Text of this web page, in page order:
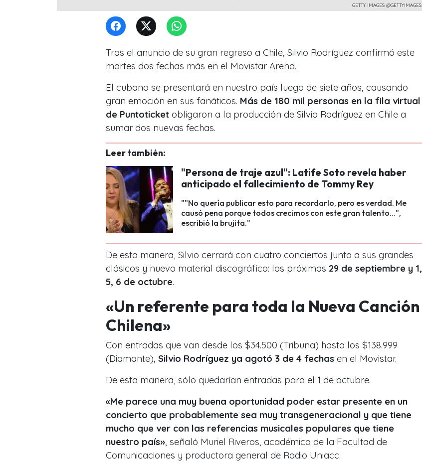
GETTY IMAGES @GETTYIMAGES
Tras el anuncio de su gran regreso a Chile, Silvio Rodríguez confirmó este
martes dos fechas más en el Movistar Arena.
El cubano se presentará en nuestro país luego de siete años, causando
gran emoción en sus fanáticos. Más de 180 mil personas en la fila virtual
de Puntoticket obligaron a la producción de Silvio Rodríguez en Chile a
sumar dos nuevas fechas.
Leer también:
"Persona de traje azul": Latife Soto revela haber
anticipado el fallecimiento de Tommy Rey
""No quería publicar esto para recordarlo, pero es verdad. Me
causó pena porque todos crecimos con este gran talento…",
escribió la brujita."
De esta manera, Silvio cerrará con cuatro conciertos junto a sus grandes
clásicos y nuevo material discográfico: los próximos 29 de septiembre y 1,
5, 6 de octubre.
«Un referente para toda la Nueva Canción
Chilena»
Con entradas que van desde los $34.500 (Tribuna) hasta los $138.999
(Diamante), Silvio Rodríguez ya agotó 3 de 4 fechas en el Movistar.
De esta manera, sólo quedarían entradas para el 1 de octubre.
«Me parece una muy buena oportunidad poder estar presente en un
concierto que probablemente sea muy transgeneracional y que tiene
mucho que ver con las referencias musicales populares que tiene
nuestro país» , señaló Muriel Riveros, académica de la Facultad de
Comunicaciones y productora general de Radio Uniacc.